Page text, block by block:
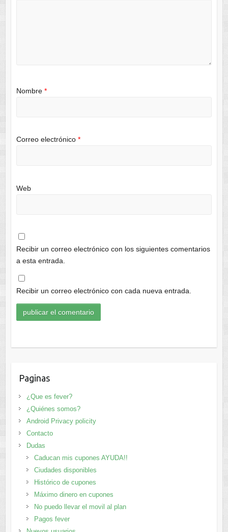
Nombre *
Correo electrónico *
Web
Recibir un correo electrónico con los siguientes comentarios
a esta entrada.
Recibir un correo electrónico con cada nueva entrada.
Paginas
¿Que es fever?
¿Quiénes somos?
Android Privacy policity
Contacto
Dudas
Caducan mis cupones AYUDA!!
Ciudades disponibles
Histórico de cupones
Máximo dinero en cupones
No puedo llevar el movil al plan
Pagos fever